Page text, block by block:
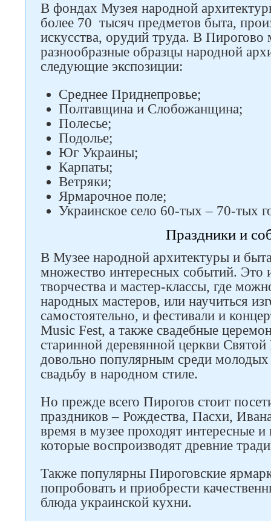
В фондах Музея народной
более 70 тысяч предметов быта,
искусства, орудий труда. В
разнообразные образцы народной
следующие экспозиции:
Среднее Приднепровье;
Полтавщина и Слобожанщина;
Полесье;
Подолье;
Юг Украины;
Карпаты;
Ветряки;
Ярмарочное поле;
Украинское село 60-тых – 70-тых
Праздники и
В Музее народной архитектуры и
множество интересных событий. Это
творчества и мастер-классы, где
народных мастеров, или научиться
самостоятельно, и фестивали и
Music Fest, а также свадебные
старинной деревянной церкви Святой
довольно популярным среди
свадьбу в народном стиле.
Но прежде всего Пирогов стоит
праздников – Рождества, Пасхи,
время в музее проходят интересные и
которые воспроизводят древние
Также популярны Пироговские
попробовать и приобрести
блюда украинской кухни.
Следите за нами в соцсетях